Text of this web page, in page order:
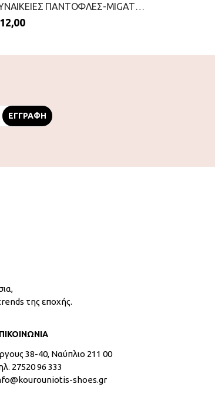
ΓΥΝΑΙΚΕΙΕΣ ΠΑΝΤΟΦΛΕΣ-MIGATO-2511-0359-ΑΣΗΜΙ
12,00
της εποχής.
38-40, Ναύπλιο 211 00
27520 96 333
shoes.gr